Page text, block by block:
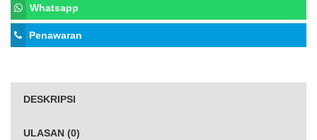
Whatsapp
Penawaran
DESKRIPSI
ULASAN (0)